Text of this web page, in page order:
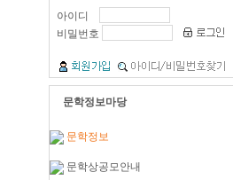
아이디
비밀번호
문학정보마당
문학정보
문학상공모안내